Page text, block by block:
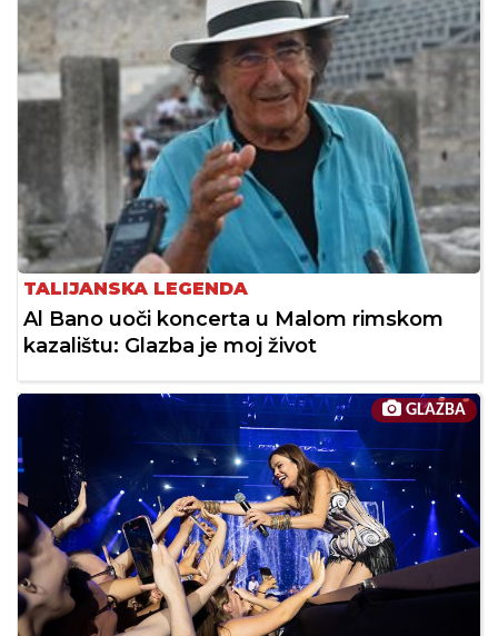
TALIJANSKA LEGENDA
Al Bano uoči koncerta u Malom rimskom
kazalištu: Glazba je moj život
GLAZBA